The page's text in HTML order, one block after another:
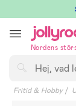
till
innehållet
Nordens
Fritid & Hobby